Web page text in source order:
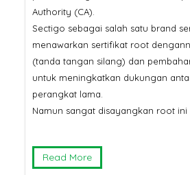
Authority (CA).
Sectigo sebagai salah satu brand
menawarkan sertifikat root
(tanda tangan silang) dan
untuk meningkatkan dukungan
perangkat lama.
Namun sangat disayangkan root
Read More